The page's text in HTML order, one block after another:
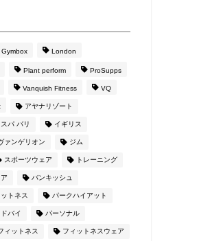
Gymbox London
Plant perform ProSupps
Vanquish Fitness VQ
アヤナリゾート
パ バリ イギリス
ァンゲリオン ジム
スポーツウェア トレーニング
バンキッシュ
トネス パークハイアット
バイ パーソナル
ィットネス フィットネスウェア